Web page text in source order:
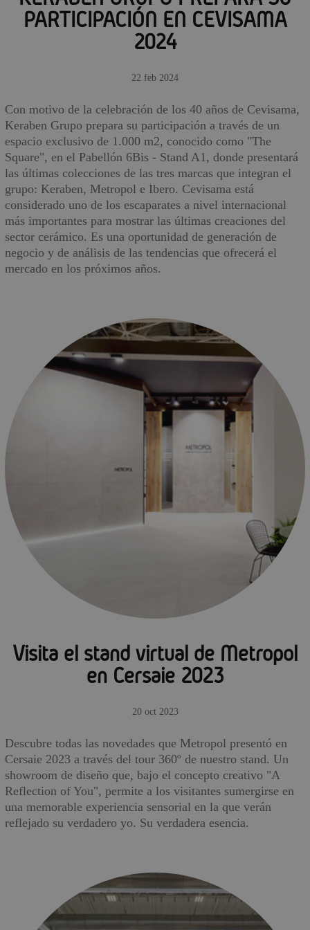
PARTICIPACIÓN EN CEVISAMA
2024
22 feb 2024
Con motivo de la celebración de los 40 años de Cevisama,
Keraben Grupo prepara su participación a través de un
espacio exclusivo de 1.000 m2, conocido como "The
Square", en el Pabellón 6Bis - Stand A1, donde presentará
las últimas colecciones de las tres marcas que integran el
grupo: Keraben, Metropol e Ibero. Cevisama está
considerado uno de los escaparates a nivel internacional
más importantes para mostrar las últimas creaciones del
sector cerámico. Es una oportunidad de generación de
negocio y de análisis de las tendencias que ofrecerá el
mercado en los próximos años.
Visita el stand virtual de Metropol
en Cersaie 2023
20 oct 2023
Descubre todas las novedades que Metropol presentó en
Cersaie 2023 a través del tour 360º de nuestro stand. Un
showroom de diseño que, bajo el concepto creativo "A
Reflection of You", permite a los visitantes sumergirse en
una memorable experiencia sensorial en la que verán
reflejado su verdadero yo. Su verdadera esencia.